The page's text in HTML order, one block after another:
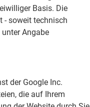
Basis. Die
- soweit technisch
Angabe
der Google Inc.
die auf Ihrem